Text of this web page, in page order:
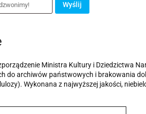
Wyślij
Ministra Kultury i Dziedzictwa
do archiwów państwowych i brakowania
Wykonana z najwyższej jakości,